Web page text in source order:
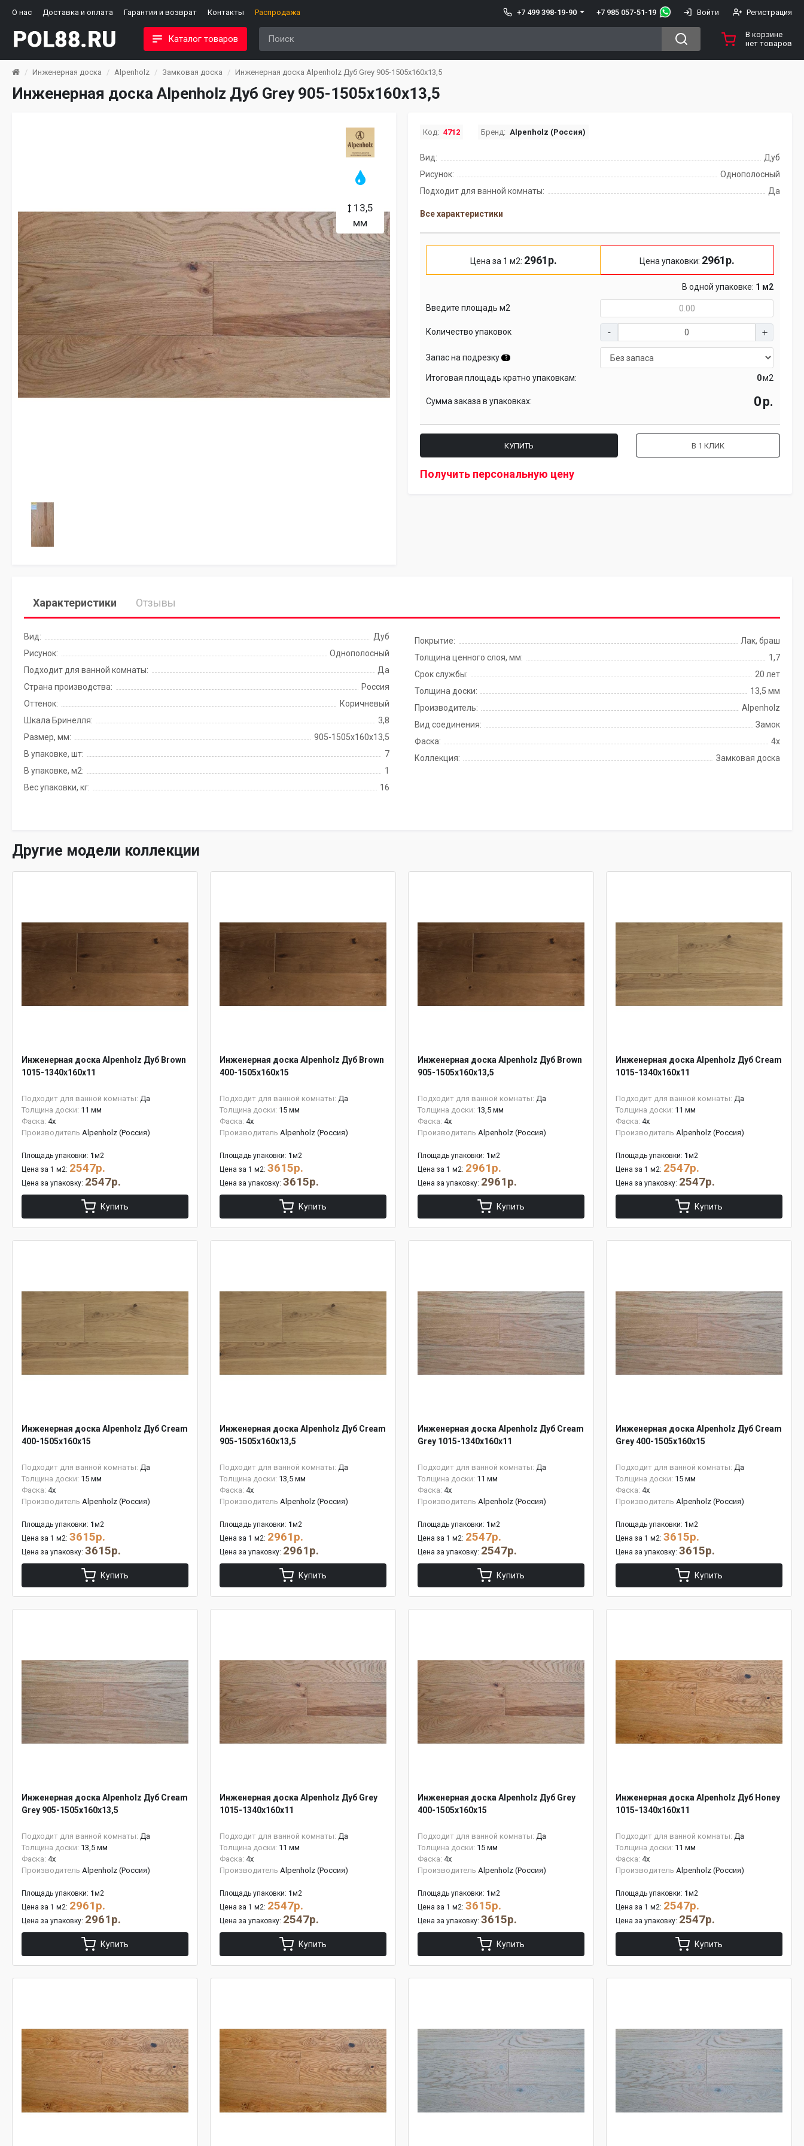
О нас Доставка и оплата Гарантия и возврат Контакты Распродажа +7 499 398-19-90 +7 985 057-51-19 Войти Регистрация
Каталог товаров
В корзине
нет товаров
Инженерная доска Alpenholz Замковая доска Инженерная доска Alpenholz Дуб Grey 905-1505х160х13,5
Инженерная доска Alpenholz Дуб Grey 905-1505х160х13,5
13,5
мм
Код: 4712 Бренд: Alpenholz (Россия)
Вид:
Дуб
Рисунок:
Однополосный
Подходит для ванной комнаты:
Да
Все характеристики
Цена за 1 м2: 2961р. Цена упаковки: 2961р.
В одной упаковке: 1 м2
Введите площадь м2
Количество упаковок
Запас на подрезку ?
Итоговая площадь кратно упаковкам: м2
Сумма заказа в упаковках: р.
КУПИТЬ В 1 КЛИК
Получить персональную цену
Характеристики Отзывы
Вид:
Дуб
Рисунок:
Однополосный
Подходит для ванной комнаты:
Да
Страна производства:
Россия
Оттенок:
Коричневый
Шкала Бринелля:
3,8
Размер, мм:
905-1505х160х13,5
В упаковке, шт:
7
В упаковке, м2:
1
Вес упаковки, кг:
16
Покрытие:
Лак, браш
Толщина ценного слоя, мм:
1,7
Срок службы:
20 лет
Толщина доски:
13,5 мм
Производитель:
Alpenholz
Вид соединения:
Замок
Фаска:
4x
Коллекция:
Замковая доска
Другие модели коллекции
Инженерная доска Alpenholz Дуб Brown
1015-1340х160х11
Подходит для ванной комнаты: Да
Толщина доски: 11 мм
Фаска: 4x
Производитель Alpenholz (Россия)
Площадь упаковки: 1 м2
Цена за 1 м2: 2547р.
Цена за упаковку: 2547р.
Купить
Инженерная доска Alpenholz Дуб Brown
400-1505х160х15
Подходит для ванной комнаты: Да
Толщина доски: 15 мм
Фаска: 4x
Производитель Alpenholz (Россия)
Площадь упаковки: 1 м2
Цена за 1 м2: 3615р.
Цена за упаковку: 3615р.
Купить
Инженерная доска Alpenholz Дуб Brown
905-1505х160х13,5
Подходит для ванной комнаты: Да
Толщина доски: 13,5 мм
Фаска: 4x
Производитель Alpenholz (Россия)
Площадь упаковки: 1 м2
Цена за 1 м2: 2961р.
Цена за упаковку: 2961р.
Купить
Инженерная доска Alpenholz Дуб Cream
1015-1340х160х11
Подходит для ванной комнаты: Да
Толщина доски: 11 мм
Фаска: 4x
Производитель Alpenholz (Россия)
Площадь упаковки: 1 м2
Цена за 1 м2: 2547р.
Цена за упаковку: 2547р.
Купить
Инженерная доска Alpenholz Дуб Cream
400-1505х160х15
Подходит для ванной комнаты: Да
Толщина доски: 15 мм
Фаска: 4x
Производитель Alpenholz (Россия)
Площадь упаковки: 1 м2
Цена за 1 м2: 3615р.
Цена за упаковку: 3615р.
Купить
Инженерная доска Alpenholz Дуб Cream
905-1505х160х13,5
Подходит для ванной комнаты: Да
Толщина доски: 13,5 мм
Фаска: 4x
Производитель Alpenholz (Россия)
Площадь упаковки: 1 м2
Цена за 1 м2: 2961р.
Цена за упаковку: 2961р.
Купить
Инженерная доска Alpenholz Дуб Cream
Grey 1015-1340х160х11
Подходит для ванной комнаты: Да
Толщина доски: 11 мм
Фаска: 4x
Производитель Alpenholz (Россия)
Площадь упаковки: 1 м2
Цена за 1 м2: 2547р.
Цена за упаковку: 2547р.
Купить
Инженерная доска Alpenholz Дуб Cream
Grey 400-1505х160х15
Подходит для ванной комнаты: Да
Толщина доски: 15 мм
Фаска: 4x
Производитель Alpenholz (Россия)
Площадь упаковки: 1 м2
Цена за 1 м2: 3615р.
Цена за упаковку: 3615р.
Купить
Инженерная доска Alpenholz Дуб Cream
Grey 905-1505х160х13,5
Подходит для ванной комнаты: Да
Толщина доски: 13,5 мм
Фаска: 4x
Производитель Alpenholz (Россия)
Площадь упаковки: 1 м2
Цена за 1 м2: 2961р.
Цена за упаковку: 2961р.
Купить
Инженерная доска Alpenholz Дуб Grey
1015-1340х160х11
Подходит для ванной комнаты: Да
Толщина доски: 11 мм
Фаска: 4x
Производитель Alpenholz (Россия)
Площадь упаковки: 1 м2
Цена за 1 м2: 2547р.
Цена за упаковку: 2547р.
Купить
Инженерная доска Alpenholz Дуб Grey
400-1505х160х15
Подходит для ванной комнаты: Да
Толщина доски: 15 мм
Фаска: 4x
Производитель Alpenholz (Россия)
Площадь упаковки: 1 м2
Цена за 1 м2: 3615р.
Цена за упаковку: 3615р.
Купить
Инженерная доска Alpenholz Дуб Honey
1015-1340х160х11
Подходит для ванной комнаты: Да
Толщина доски: 11 мм
Фаска: 4x
Производитель Alpenholz (Россия)
Площадь упаковки: 1 м2
Цена за 1 м2: 2547р.
Цена за упаковку: 2547р.
Купить